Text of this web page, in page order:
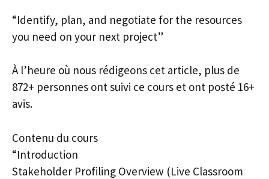
“Identify, plan, and negotiate for the resources
you need on your next project”
À l’heure où nous rédigeons cet article, plus de
872+ personnes ont suivi ce cours et ont posté 16+
avis.
Contenu du cours
“Introduction
Stakeholder Profiling Overview (Live Classroom